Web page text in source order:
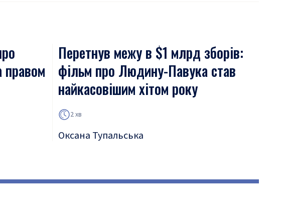
правом
Перетнув межу в $1 млрд зборів:
фільм про Людину-Павука став
найкасовішим хітом року
2 хв
Оксана Тупальська